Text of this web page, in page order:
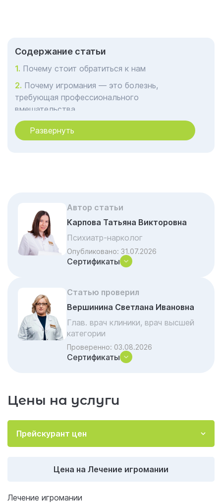
Cодержание статьи
Почему стоит обратиться к нам
Почему игромания — это болезнь,
требующая профессионального
вмешательства
Анатомия исцеления: как
взаимодополняющая работа врачей создаёт
Программа для зависимых от азартных игр
и ставок
Принципы нашей работы
Этапы выздоровления: от детоксикации до
Начало пути к свободе
Отзывы об услуге «Лечение игромании»
Акции и скидки на лечение
Важные вопросы и ответы по наркологии
Развернуть
Автор статьи
Карпова Татьяна Викторовна
Психиатр-нарколог
Опубликовано: 31.07.2026
Сертификаты
Статью проверил
Вершинина Светлана Ивановна
Глав. врач клиники, врач высшей
категории
Проверенно: 03.08.2026
Сертификаты
Цены на услуги
Прейскурант цен
Цена на Лечение игромании
Лечение игромании